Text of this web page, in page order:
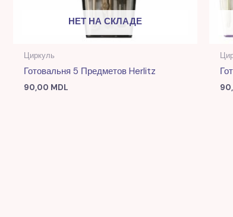
НЕТ НА СКЛАДЕ
Циркуль
Готовальня 5 Предметов Herlitz
90,00 MDL